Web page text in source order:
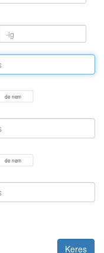
de nem
de nem